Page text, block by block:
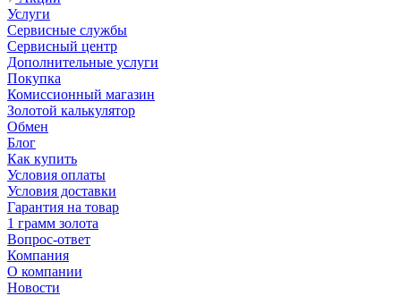
Услуги
Сервисные службы
Сервисный центр
Дополнительные услуги
Покупка
Комиссионный магазин
Золотой калькулятор
Обмен
Блог
Как купить
Условия оплаты
Условия доставки
Гарантия на товар
1 грамм золота
Вопрос-ответ
Компания
О компании
Новости